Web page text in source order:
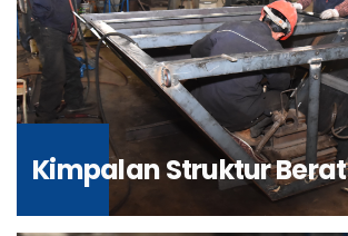
Kimpalan Struktur Berat